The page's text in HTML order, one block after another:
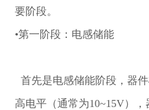
要阶段。
•第一阶段：电感储能
首先是电感储能阶段，器
高电平（通常为10~15V）